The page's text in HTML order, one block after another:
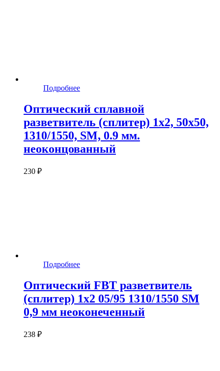
Подробнее
Оптический сплавной
разветвитель (сплитер) 1х2, 50х50,
1310/1550, SM, 0.9 мм.
неоконцованный
230 ₽
Подробнее
Оптический FBT разветвитель
(сплитер) 1x2 05/95 1310/1550 SM
0,9 мм неоконеченный
238 ₽